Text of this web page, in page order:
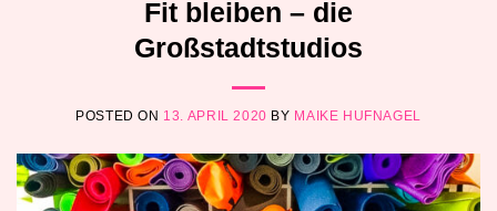
Fit bleiben – die
Großstadtstudios
POSTED ON 13. APRIL 2020 BY MAIKE HUFNAGEL